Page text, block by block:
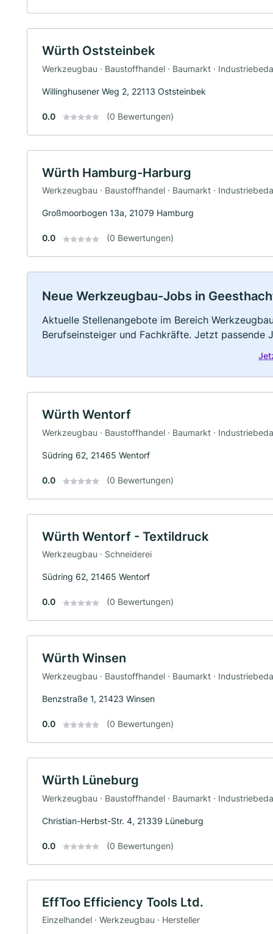
Würth Oststeinbek
Werkzeugbau · Baustoffhandel · Baumarkt ·
Willinghusener Weg 2, 22113 Oststeinbek
0.0 (0 Bewertungen)
Würth Hamburg-Harburg
Werkzeugbau · Baustoffhandel · Baumarkt ·
Großmoorbogen 13a, 21079 Hamburg
0.0 (0 Bewertungen)
Neue Werkzeugbau-Jobs in
Aktuelle Stellenangebote im Bereich
Berufseinsteiger und Fachkräfte. Jetzt passende
Würth Wentorf
Werkzeugbau · Baustoffhandel · Baumarkt ·
Südring 62, 21465 Wentorf
0.0 (0 Bewertungen)
Würth Wentorf - Textildruck
Werkzeugbau · Schneiderei
Südring 62, 21465 Wentorf
0.0 (0 Bewertungen)
Würth Winsen
Werkzeugbau · Baustoffhandel · Baumarkt ·
Benzstraße 1, 21423 Winsen
0.0 (0 Bewertungen)
Würth Lüneburg
Werkzeugbau · Baustoffhandel · Baumarkt ·
Christian-Herbst-Str. 4, 21339 Lüneburg
0.0 (0 Bewertungen)
EffToo Efficiency Tools Ltd.
Einzelhandel · Werkzeugbau · Hersteller